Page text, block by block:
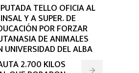
TELLO OFICIA AL
Y A SUPER. DE
POR FORZAR
DE ANIMALES
UNIVERSIDAD DEL ALBA
2.700 KILOS